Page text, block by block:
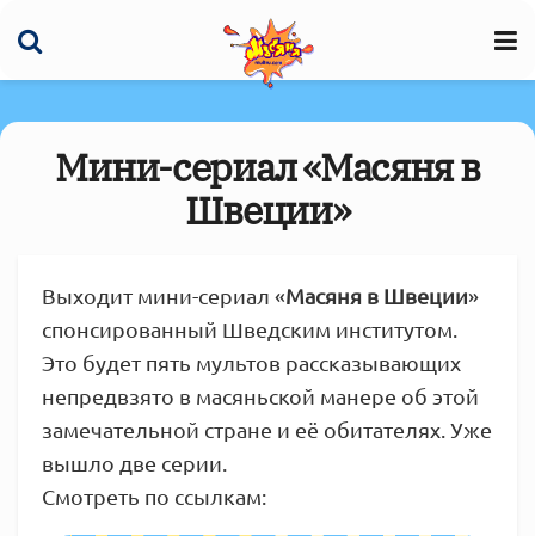
Мини-сериал «Масяня в
Швеции»
Выходит мини-сериал «Масяня в Швеции»
спонсированный Шведским институтом.
Это будет пять мультов рассказывающих
непредвзято в масяньской манере об этой
замечательной стране и её обитателях. Уже
вышло две серии.
Смотреть по ссылкам: